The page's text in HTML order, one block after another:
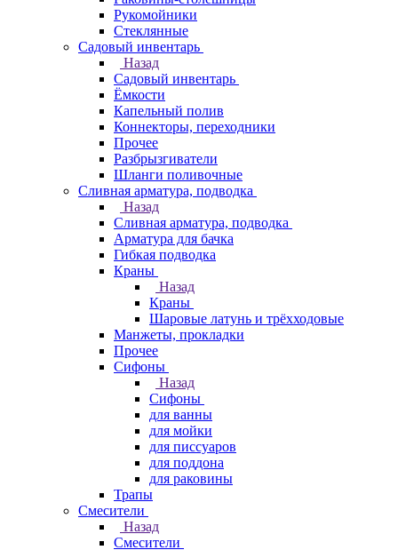
Рукомойники
Стеклянные
Садовый инвентарь
Назад
Садовый инвентарь
Ёмкости
Капельный полив
Коннекторы, переходники
Прочее
Разбрызгиватели
Шланги поливочные
Сливная арматура, подводка
Назад
Сливная арматура, подводка
Арматура для бачка
Гибкая подводка
Краны
Назад
Краны
Шаровые латунь и трёхходовые
Манжеты, прокладки
Прочее
Сифоны
Назад
Сифоны
для ванны
для мойки
для писсуаров
для поддона
для раковины
Трапы
Смесители
Назад
Смесители